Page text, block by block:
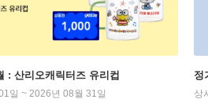
: 산리오캐릭터즈 유리컵
일 ~ 2026년 08월 31일
정
상